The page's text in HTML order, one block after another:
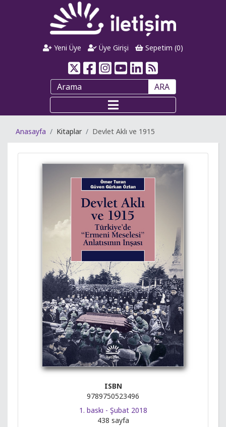
Yeni Üye Üye Girişi Sepetim (0)
ARA
Anasayfa Kitaplar Devlet Aklı ve 1915
ISBN
9789750523496
1. baskı - Şubat 2018
438 sayfa